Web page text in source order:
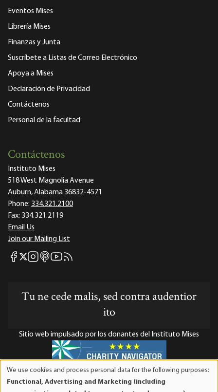
Eventos Mises
Librería Mises
Finanzas y Junta
Suscríbete a Listas de Correo Electrónico
Apoya a Mises
Declaración de Privacidad
Contáctenos
Personal de la facultad
Contáctenos
Instituto Mises
518 West Magnolia Avenue
Auburn, Alabama 36832-4571
Phone: 334.321.2100
Fax: 334.321.2119
Email Us
Join our Mailing List
Mises Facebook
Mises X
Mises Instagram
Mises itunes
Mises Youtube
Mises RSS feed
Tu ne cede malis, sed contra audentior
ito
Sitio web impulsado por los donantes del Instituto Mises
El Instituto Mises es una organización sin fines de lucro 501(c)(3)
exenta de impuestos. Las contribuciones son deducibles de
We use cookies and process personal data for the following purposes:
Functional, Advertising and Marketing (including